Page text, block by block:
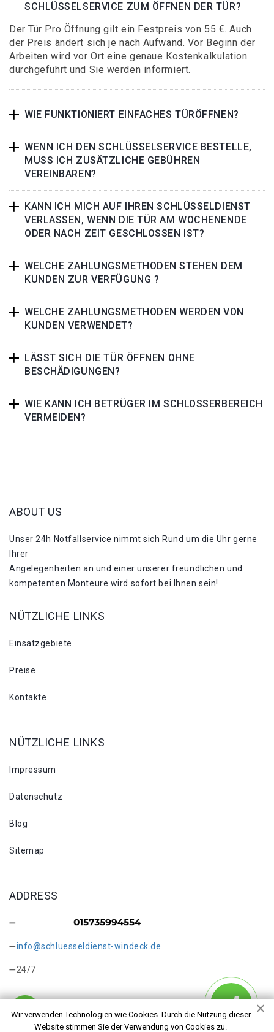
SCHLÜSSELSERVICE ZUM ÖFFNEN DER TÜR?
Der Tür Pro Öffnung gilt ein Festpreis von 55 €. Auch
der Preis ändert sich je nach Aufwand. Vor Beginn der
Arbeiten wird vor Ort eine genaue Kostenkalkulation
durchgeführt und Sie werden informiert.
WIE FUNKTIONIERT EINFACHES TÜRÖFFNEN?
WENN ICH DEN SCHLÜSSELSERVICE BESTELLE,
MUSS ICH ZUSÄTZLICHE GEBÜHREN
VEREINBAREN?
KANN ICH MICH AUF IHREN SCHLÜSSELDIENST
VERLASSEN, WENN DIE TÜR AM WOCHENENDE
ODER NACH ZEIT GESCHLOSSEN IST?
WELCHE ZAHLUNGSMETHODEN STEHEN DEM
KUNDEN ZUR VERFÜGUNG ?
WELCHE ZAHLUNGSMETHODEN WERDEN VON
KUNDEN VERWENDET?
LÄSST SICH DIE TÜR ÖFFNEN OHNE
BESCHÄDIGUNGEN?
WIE KANN ICH BETRÜGER IM SCHLOSSERBEREICH
VERMEIDEN?
Wir verwenden Technologien wie Cookies. Durch die Nutzung dieser
Website stimmen Sie der Verwendung von Cookies zu.
ABOUT US
Unser 24h Notfallservice nimmt sich Rund um die Uhr gerne
Ihrer
Angelegenheiten an und einer unserer freundlichen und
kompetenten Monteure wird sofort bei Ihnen sein!
NÜTZLICHE LINKS
Einsatzgebiete
Preise
Kontakte
NÜTZLICHE LINKS
Impressum
Datenschutz
Blog
Sitemap
ADDRESS
info@schluesseldienst-windeck.de
24/7